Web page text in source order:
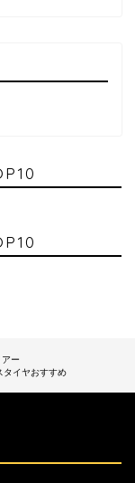
ー
タイヤおすすめ